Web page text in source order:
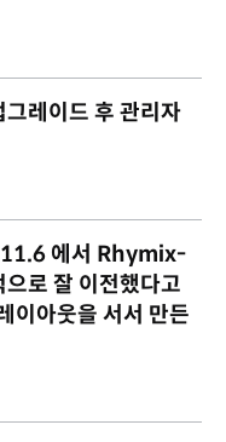
레이드 후 관리자
에서 Rhymix-
로 잘 이전했다고
이아웃을 서서 만든